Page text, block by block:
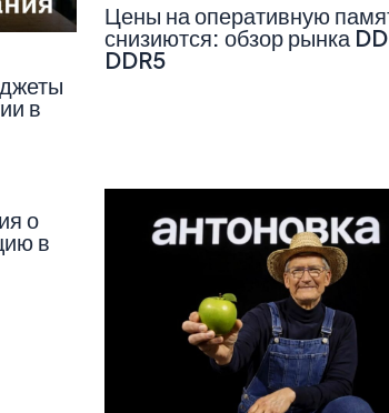
в
Цены на оперативную
снизиются: обзор рынка
DDR5
о
в